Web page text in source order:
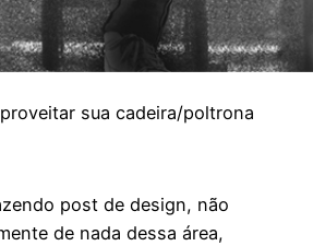
sua cadeira/poltrona
post de design, não
de nada dessa área,